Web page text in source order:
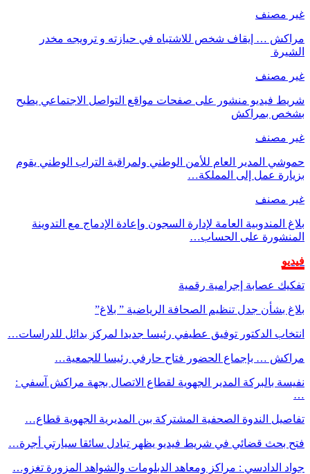
غير مصنف
مراكش … إيقاف شخص للاشتباه في حيازته و ترويجه مخدر
الشيرة
غير مصنف
شريط فيديو منشور على صفحات مواقع التواصل الاجتماعي يطيح
بشخص بمراكش
غير مصنف
حموشي المدير العام للأمن الوطني ولمراقبة التراب الوطني يقوم
بزيارة عمل إلى المملكة…
غير مصنف
بلاغ المندوبية العامة لإدارة السجون وإعادة الإدماج مع التدوينة
المنشورة على الحساب…
فيديو
تفكيك عصابة إجرامية رقمية
بلاغ بشأن جدل تنظيم الصحافة الرياضية ” بلاغ”
انتخاب الدكتور توفيق عطيفي رئيسا جديدا لمركز بدائل للدراسات…
مراكش … بإجماع الحضور فتاح حارفي رئيسا للجمعية…
نفيسة بالبركة المدير الجهوية لقطاع الاتصال بجهة مراكش آسفي :
…
تفاصيل الندوة الصحفية المشتركة بين المديرية الجهوية قطاع…
فتح بحث قضائي في شريط فيديو يظهر تبادل سائقا سيارتي أجرة…
جواد الدادسي : مراكز ومعاهد الدبلومات والشواهد المزورة تغزو…